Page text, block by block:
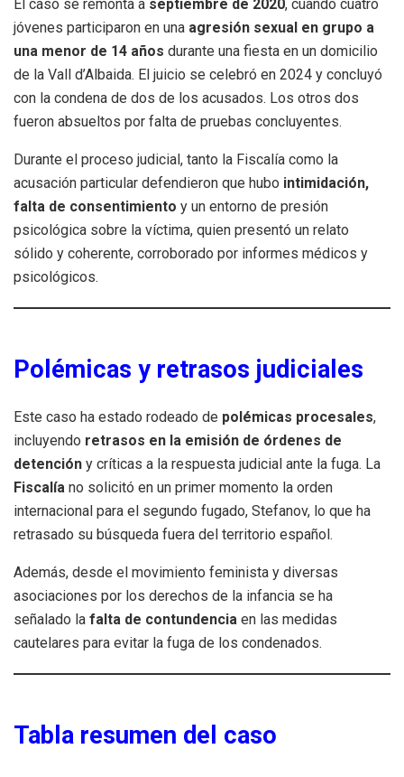
El caso se remonta a septiembre de 2020, cuando cuatro
jóvenes participaron en una agresión sexual en grupo a
una menor de 14 años durante una fiesta en un domicilio
de la Vall d’Albaida. El juicio se celebró en 2024 y concluyó
con la condena de dos de los acusados. Los otros dos
fueron absueltos por falta de pruebas concluyentes.
Durante el proceso judicial, tanto la Fiscalía como la
acusación particular defendieron que hubo intimidación,
falta de consentimiento y un entorno de presión
psicológica sobre la víctima, quien presentó un relato
sólido y coherente, corroborado por informes médicos y
psicológicos.
Polémicas y retrasos judiciales
Este caso ha estado rodeado de polémicas procesales,
incluyendo retrasos en la emisión de órdenes de
detención y críticas a la respuesta judicial ante la fuga. La
Fiscalía no solicitó en un primer momento la orden
internacional para el segundo fugado, Stefanov, lo que ha
retrasado su búsqueda fuera del territorio español.
Además, desde el movimiento feminista y diversas
asociaciones por los derechos de la infancia se ha
señalado la falta de contundencia en las medidas
cautelares para evitar la fuga de los condenados.
Tabla resumen del caso